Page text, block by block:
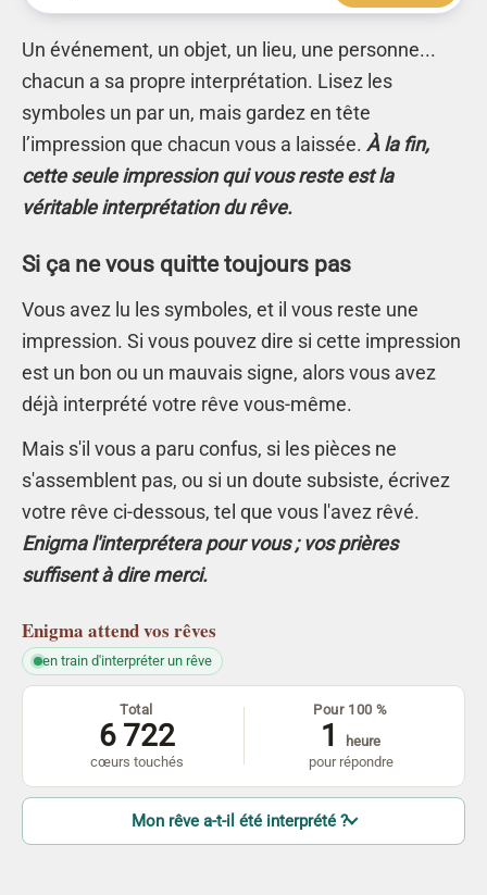
Un événement, un objet, un lieu, une personne...
chacun a sa propre interprétation. Lisez les
symboles un par un, mais gardez en tête
l’impression que chacun vous a laissée. À la fin,
cette seule impression qui vous reste est la
véritable interprétation du rêve.
Si ça ne vous quitte toujours pas
Vous avez lu les symboles, et il vous reste une
impression. Si vous pouvez dire si cette impression
est un bon ou un mauvais signe, alors vous avez
déjà interprété votre rêve vous-même.
Mais s'il vous a paru confus, si les pièces ne
s'assemblent pas, ou si un doute subsiste, écrivez
votre rêve ci-dessous, tel que vous l'avez rêvé.
Enigma l'interprétera pour vous ; vos prières
suffisent à dire merci.
Enigma attend vos rêves
en train d'interpréter un rêve
Total
6 722
cœurs touchés
Pour 100 %
1
heure
pour répondre
Mon rêve a-t-il été interprété ?